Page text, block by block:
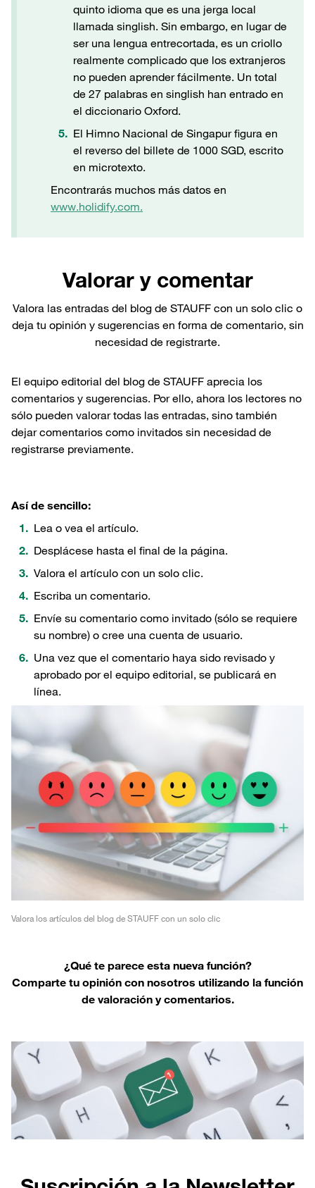
quinto idioma que es una jerga local
llamada singlish. Sin embargo, en lugar de
ser una lengua entrecortada, es un criollo
realmente complicado que los extranjeros
no pueden aprender fácilmente. Un total
de 27 palabras en singlish han entrado en
el diccionario Oxford.
El Himno Nacional de Singapur figura en
el reverso del billete de 1000 SGD, escrito
en microtexto.
Encontrarás muchos más datos en
www.holidify.com.
Valorar y comentar
Valora las entradas del blog de STAUFF con un solo clic o
deja tu opinión y sugerencias en forma de comentario, sin
necesidad de registrarte.
El equipo editorial del blog de STAUFF aprecia los
comentarios y sugerencias. Por ello, ahora los lectores no
sólo pueden valorar todas las entradas, sino también
dejar comentarios como invitados sin necesidad de
registrarse previamente.
Así de sencillo:
Lea o vea el artículo.
Desplácese hasta el final de la página.
Valora el artículo con un solo clic.
Escriba un comentario.
Envíe su comentario como invitado (sólo se requiere
su nombre) o cree una cuenta de usuario.
Una vez que el comentario haya sido revisado y
aprobado por el equipo editorial, se publicará en
línea.
Valora los artículos del blog de STAUFF con un solo clic
¿Qué te parece esta nueva función?
Comparte tu opinión con nosotros utilizando la función
de valoración y comentarios.